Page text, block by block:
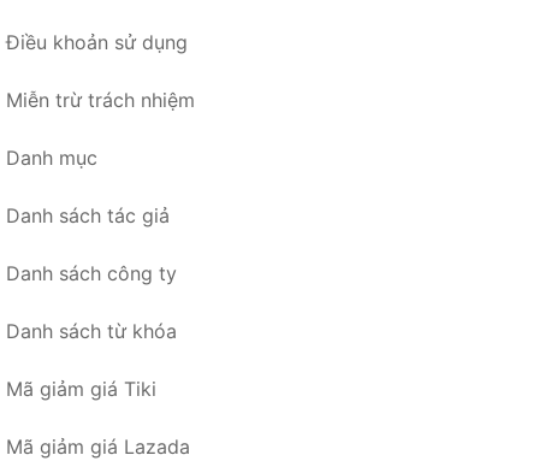
Điều khoản sử dụng
Miễn trừ trách nhiệm
Danh mục
Danh sách tác giả
Danh sách công ty
Danh sách từ khóa
Mã giảm giá Tiki
Mã giảm giá Lazada